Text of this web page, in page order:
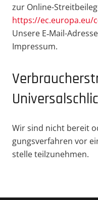
zur Online-
https://ec.europa.eu/
Unsere E‑Mail-
Impressum.
Wir sind nicht bereit
gungs­ver­fahren vor
stelle teilzunehmen.